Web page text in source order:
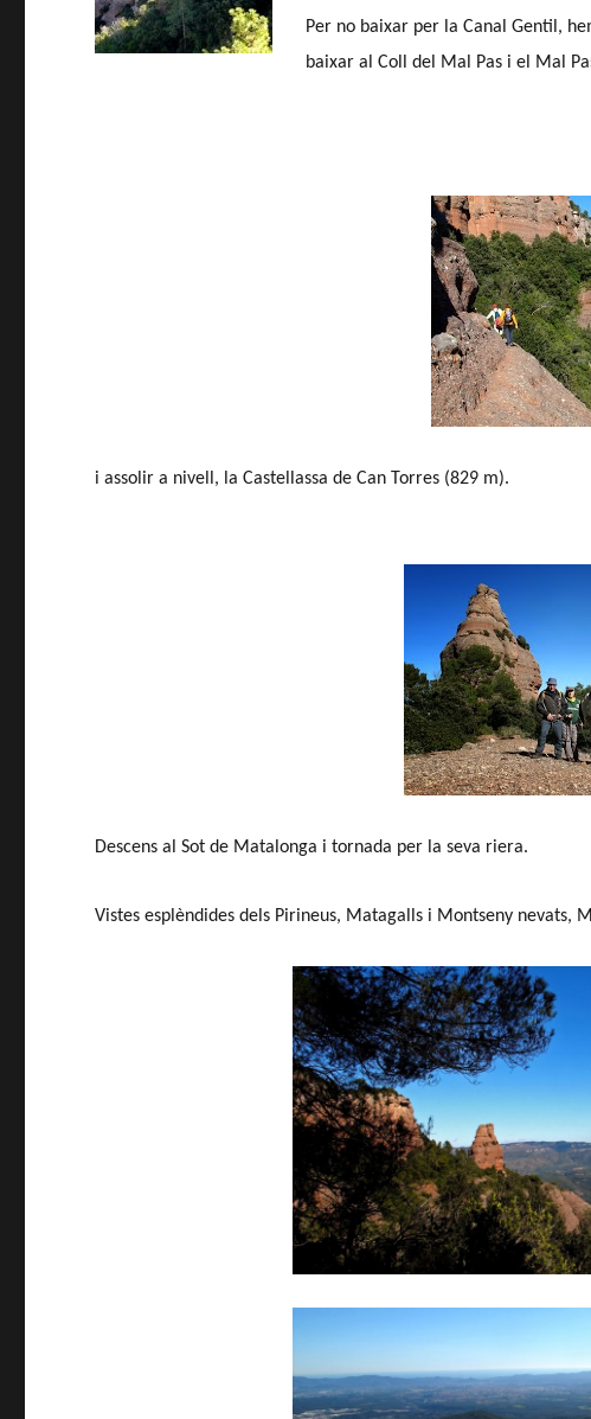
Per no baixar per la Canal Gentil,
baixar al Coll del Mal Pas i el Mal
i assolir a nivell, la Castellassa de Can Torres (829 m).
Descens al Sot de Matalonga i tornada per la seva riera.
Vistes esplèndides dels Pirineus, Matagalls i Montseny nevats,